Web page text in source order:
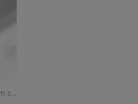
Bransoletka damska pancerka złota 5 mm ze stali szlachetnej